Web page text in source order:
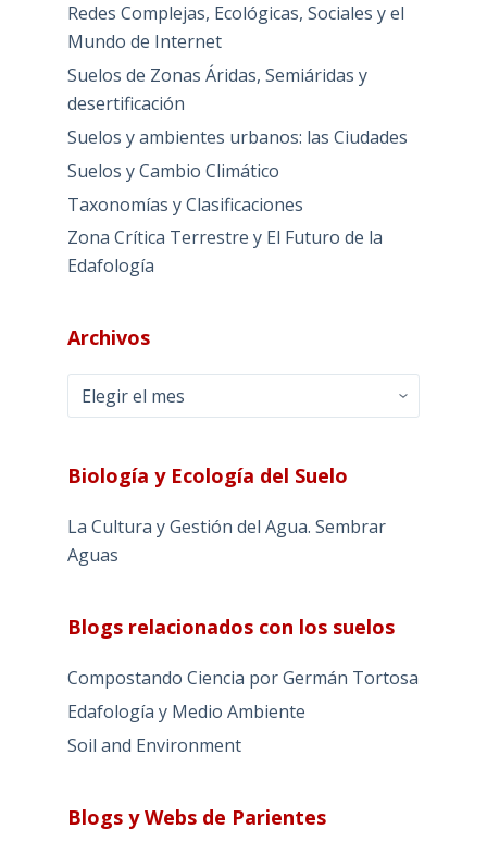
Redes Complejas, Ecológicas, Sociales y el
Mundo de Internet
Suelos de Zonas Áridas, Semiáridas y
desertificación
Suelos y ambientes urbanos: las Ciudades
Suelos y Cambio Climático
Taxonomías y Clasificaciones
Zona Crítica Terrestre y El Futuro de la
Edafología
Archivos
Archivos
Biología y Ecología del Suelo
La Cultura y Gestión del Agua. Sembrar
Aguas
Blogs relacionados con los suelos
Compostando Ciencia por Germán Tortosa
Edafología y Medio Ambiente
Soil and Environment
Blogs y Webs de Parientes